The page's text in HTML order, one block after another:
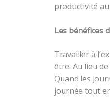
productivité
Les bénéfices
Travailler à
être. Au lieu
Quand les
journée tout